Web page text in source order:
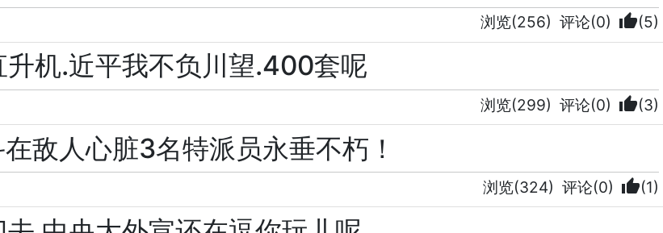
浏览(256) 评论(0) thumb_up(5)
机.近平我不负川望.400套呢
浏览(299) 评论(0) thumb_up(3)
敌人心脏3名特派员永垂不朽！
浏览(324) 评论(0) thumb_up(1)